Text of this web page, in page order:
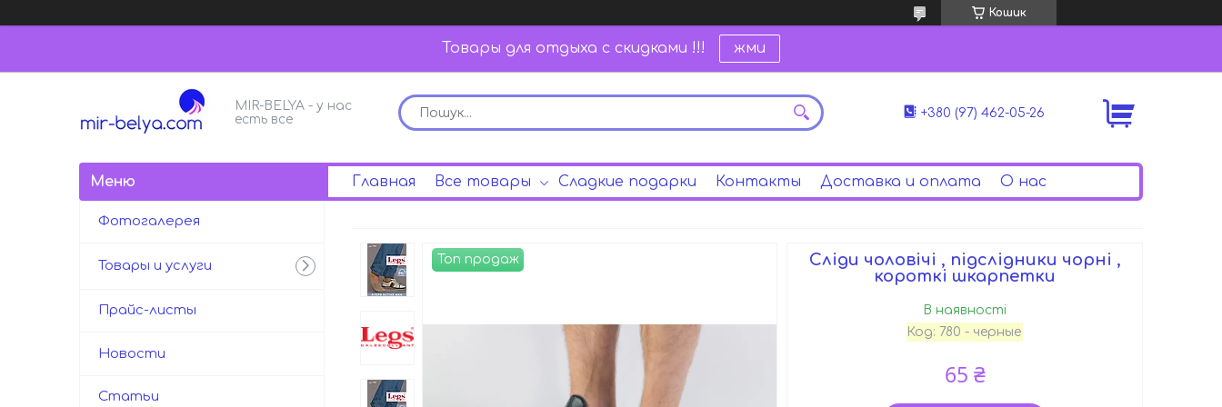
Кошик
Товары для отдыха с скидками !!! жми
MIR-BELYA - у нас
есть все
+380 (97) 462-05-26
Главная Все товары Сладкие подарки Контакты Доставка и оплата О нас
Топ продаж
Сліди чоловічі , підслідники чорні ,
короткі шкарпетки
В наявності
Код: 780 - черные
65 ₴
Фотогалерея
Товары и услуги
Прайс-листы
Новости
Статьи